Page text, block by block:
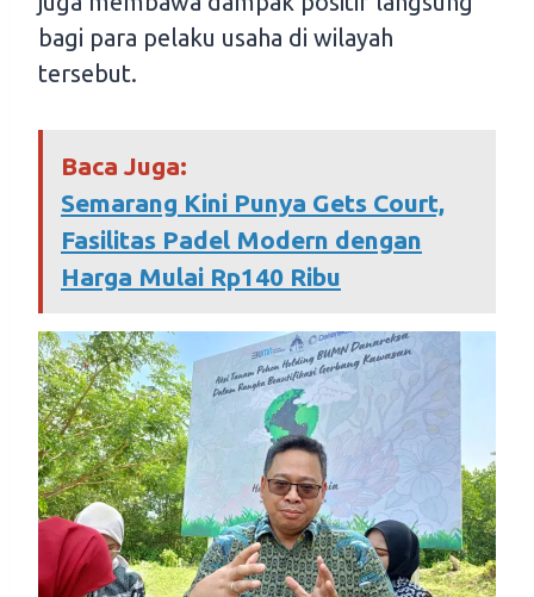
bagi para pelaku usaha di wilayah
tersebut.
Baca Juga:
Semarang Kini Punya Gets Court,
Fasilitas Padel Modern dengan
Harga Mulai Rp140 Ribu